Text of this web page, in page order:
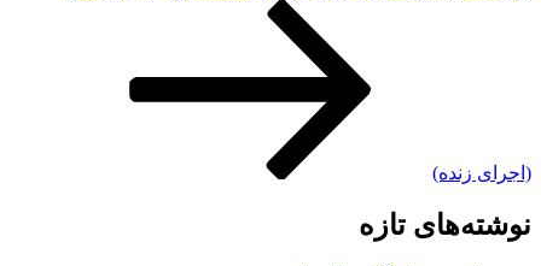
(اجرای زنده)
نوشته‌های تازه